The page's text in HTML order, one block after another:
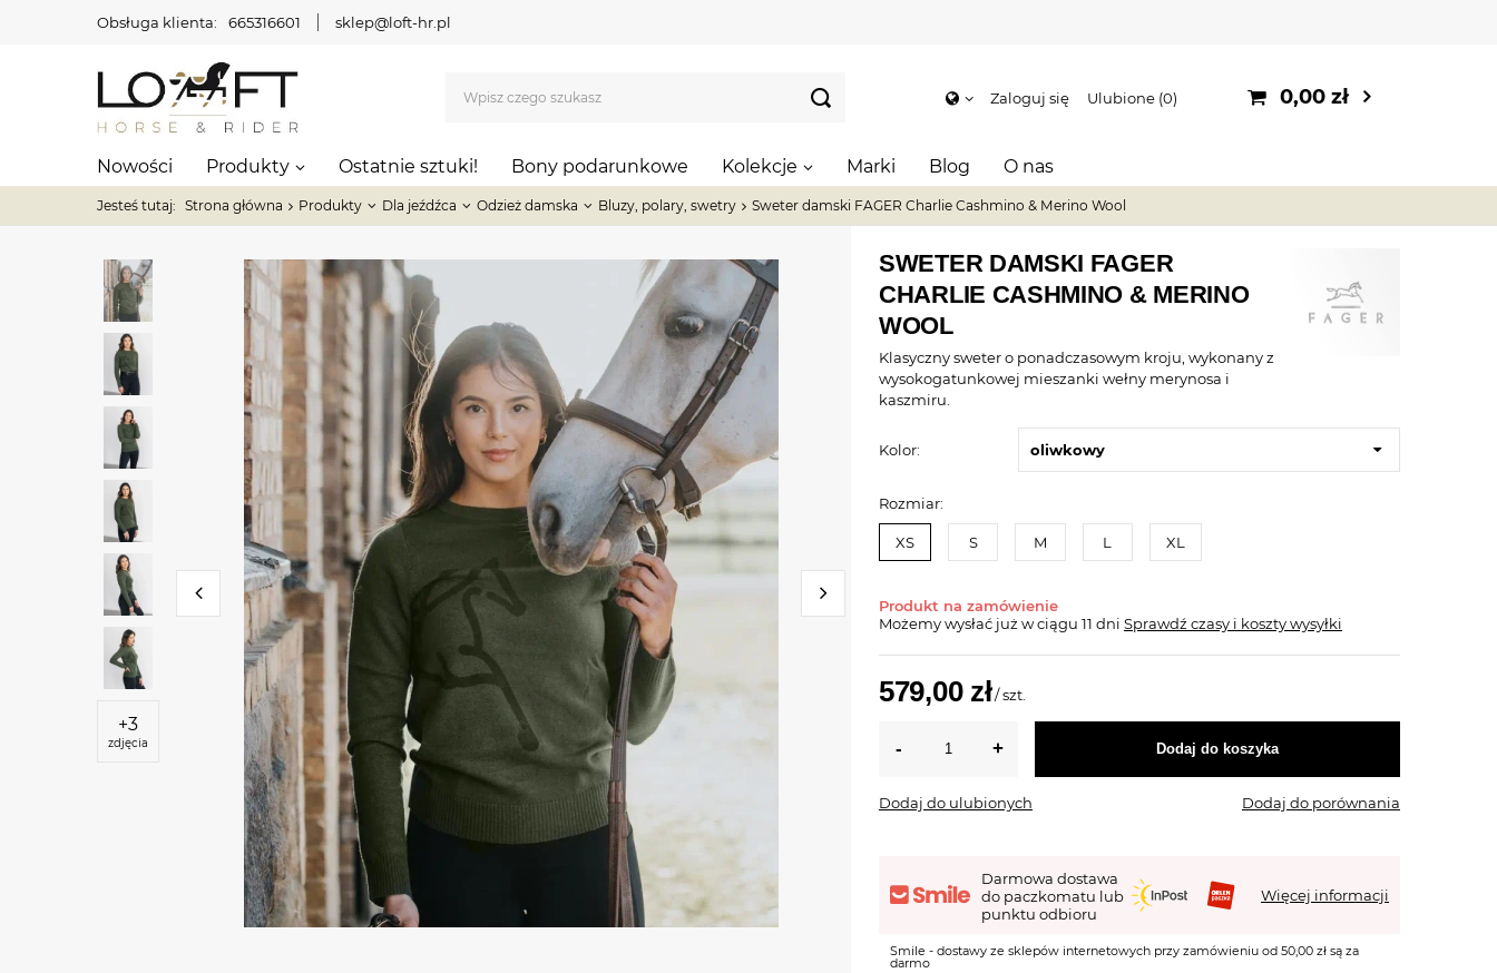
Obsługa klienta: 665316601 sklep@loft-hr.pl
Zaloguj się Ulubione 0 0,00 zł
Nowości Produkty Ostatnie sztuki! Bony podarunkowe Kolekcje Marki Blog O nas
Jesteś tutaj: Strona główna Produkty Dla jeźdźca Odzież damska Bluzy, polary, swetry Sweter damski FAGER Charlie Cashmino & Merino Wool
SWETER DAMSKI FAGER
CHARLIE CASHMINO & MERINO
WOOL
Klasyczny sweter o ponadczasowym kroju, wykonany z
wysokogatunkowej mieszanki wełny merynosa i
kaszmiru.
+3
zdjęcia
Kolor: oliwkowy
Rozmiar:
XS S M L XL
Produkt na zamówienie
Możemy wysłać już w ciągu 11 dni Sprawdź czasy i koszty wysyłki
579,00 zł/szt.
Dodaj do koszyka
Dodaj do ulubionych Dodaj do porównania
Darmowa dostawa
do paczkomatu lub
punktu odbioru
Więcej informacji
Smile - dostawy ze sklepów internetowych przy zamówieniu od 50,00 zł są za
darmo